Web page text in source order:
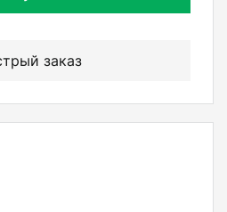
заказ